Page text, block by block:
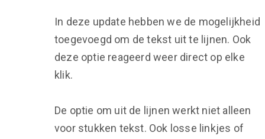
In deze update hebben we de mogelijkheid
toegevoegd om de tekst uit te lijnen. Ook
deze optie reageerd weer direct op elke
klik.
De optie om uit de lijnen werkt niet alleen
voor stukken tekst. Ook losse linkjes of